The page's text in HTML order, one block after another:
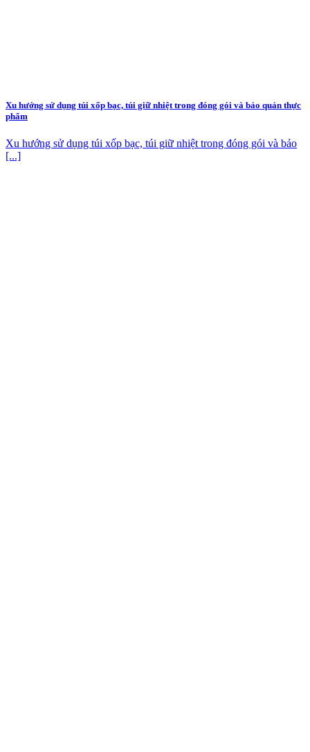
Xu hướng sử dụng túi xốp bạc, túi giữ nhiệt trong đóng gói và bảo quản thực
phẩm
Xu hướng sử dụng túi xốp bạc, túi giữ nhiệt trong đóng gói và bảo
[...]